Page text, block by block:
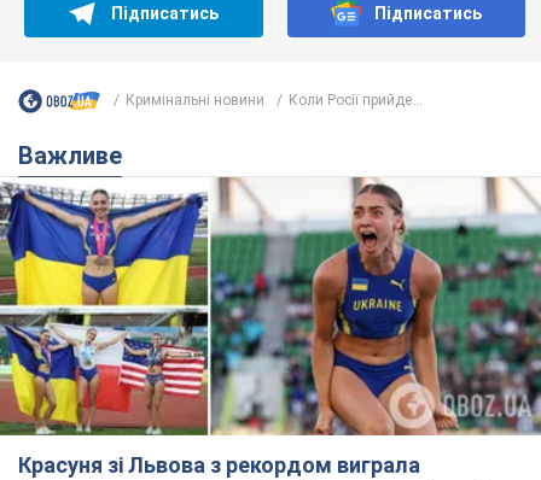
Підписатись Підписатись
Кримінальні новини Коли Росії прийде...
Важливе
Красуня зі Львова з рекордом виграла